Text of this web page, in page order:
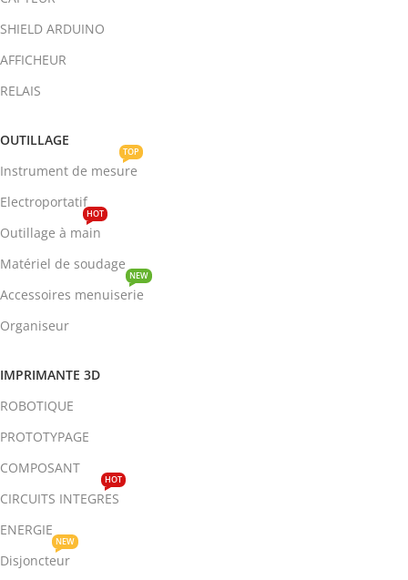
SHIELD ARDUINO
AFFICHEUR
RELAIS
OUTILLAGE
Instrument de mesure
TOP
Electroportatif
Outillage à main
HOT
Matériel de soudage
Accessoires menuiserie
NEW
Organiseur
IMPRIMANTE 3D
ROBOTIQUE
PROTOTYPAGE
COMPOSANT
CIRCUITS INTEGRES
HOT
ENERGIE
Disjoncteur
NEW